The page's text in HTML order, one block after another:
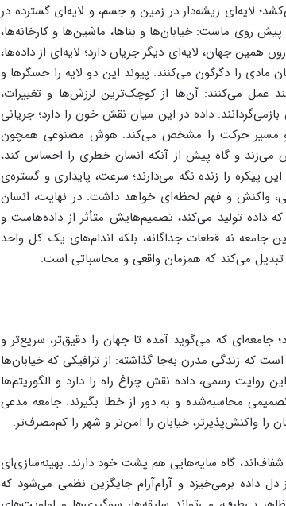
لایه‌ای ریشه‌دار در زمین و جسم، و لایه‌ای گسترده در
روی ماست: خیابان‌ها و بناها، ماشین‌ها و کارخانه‌ها،
همین جهان، لایه‌ای دیگر جریان دارد؛ لایه‌ای از داده‌ها،
مادی را دگرگون می‌کنند. پیوند این دو لایه را حسگرها و
می‌کنند: آن‌ها از کوچک‌ترین لرزش‌ها و تغییرات،
داده در این میان نقش خون را دارد؛ جریانی
و مسیر حرکت را مشخص می‌کند. هوش مصنوعی همچون
می‌زند و گاه پیش از آنکه انسان خطری را احساس کند،
پیکره را زنده نگه می‌دارند؛ سرعت، پایداری و گستره‌ی
واکنش و فهم لحظه‌ای خواهد داشت. در نهایت، انسان
داده تولید می‌کند، تصمیم‌هایش متأثر از داده‌هاست و
نه قطعات جداگانه، بلکه اندام‌های یک کل واحد
می‌کند که همزمان واقعی و محاسباتی است.
جامعه‌ای که می‌گوید آمده تا جهان را دقیق‌تر، سریع‌تر و
که زندگی مدرن به‌جا گذاشته: از ترافیکی که خیابان‌ها
رسمی، داده نقش چراغ راه را دارد و الگوریتم‌ها
محاسبه‌شده و به دور از خطا بگیرند. جامعه مدعی
را واکنش‌پذیرتر، خیابان را امن‌تر و شهر را کم‌مصرف‌تر.
گاه سایه‌هایی هم پشت خود دارند. بهینه‌سازی‌ای
برمی‌خیزد و آرام‌آرام جایگزین نظمی می‌شود که